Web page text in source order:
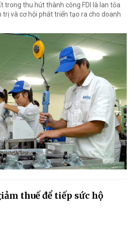
trong thu hút thành công FDI là lan tỏa
trị và cơ hội phát triển tạo ra cho doanh
thuế để tiếp sức hộ